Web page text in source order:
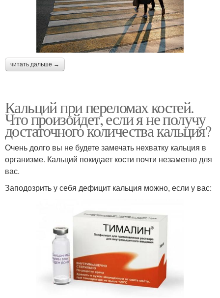
читать дальше →
Кальций при переломах костей.
Что произойдет, если я не получу
достаточного количества кальция?
Очень долго вы не будете замечать нехватку кальция в
организме. Кальций покидает кости почти незаметно для
вас.
Заподозрить у себя дефицит кальция можно, если у вас: